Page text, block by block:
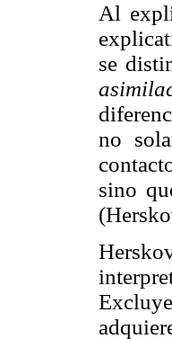
Al
se
no
sino